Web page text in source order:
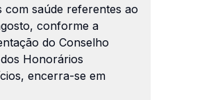
com saúde referentes ao
conforme a
do Conselho
Honorários
encerra-se em